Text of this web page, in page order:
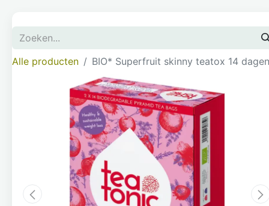
Alle producten BIO* Superfruit skinny teatox 14 dagen